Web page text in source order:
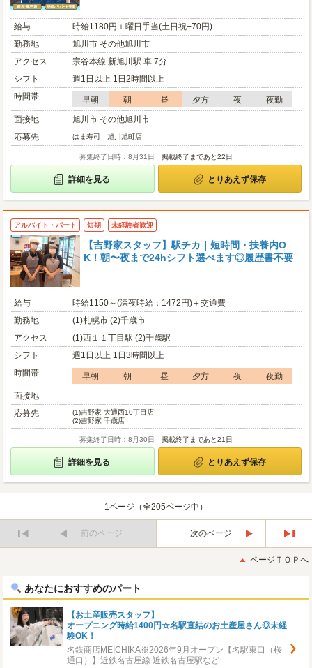
給与
時給1180円＋曜日手当(土日祝+70円)
勤務地
旭川市 その他旭川市
アクセス
宗谷本線 新旭川駅 車 7分
シフト
週1日以上 1日2時間以上
時間帯
早朝 朝 昼 夕方 夜
夜勤
面接地
旭川市 その他旭川市
応募先
はま寿司 旭川旭町店
募集終了日時：8月31日 掲載終了まであと22日
詳細を見る とりあえず保存
アルバイト・パート 短期 未経験者歓迎
【吉野家スタッフ】駅チカ｜短時間・扶養内O
K！朝〜夜まで24hシフト選べます◎履歴書不要
給与
時給1150～(深夜時給：1472円)＋交通費
勤務地
(1)札幌市 (2)千歳市
アクセス
(1)西１１丁目駅 (2)千歳駅
シフト
週1日以上 1日3時間以上
時間帯
早朝 朝 昼 夕方 夜
夜勤
面接地
応募先
(1)吉野家 大通西10丁目店
(2)吉野家 千歳店
募集終了日時：8月30日 掲載終了まであと21日
詳細を見る とりあえず保存
1ページ（全205ページ中）
前のページ
次のページ
後
ページＴＯＰへ
あなたにおすすめのパート
【お土産販売スタッフ】
オープニング時給1400円☆名駅直結のお土産屋さん◎未経
験OK！
名鉄商店MEICHIKA※2026年9月オープン【名駅東口（桜
通口）】近鉄名古屋線 近鉄名古屋駅など